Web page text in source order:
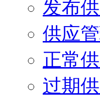
发布
供应
正常
过期